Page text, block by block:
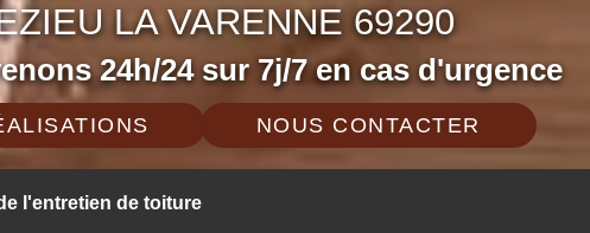
LA VARENNE 69290
24h/24 sur 7j/7 en cas d'urgence
NOUS CONTACTER
l'entretien de toiture